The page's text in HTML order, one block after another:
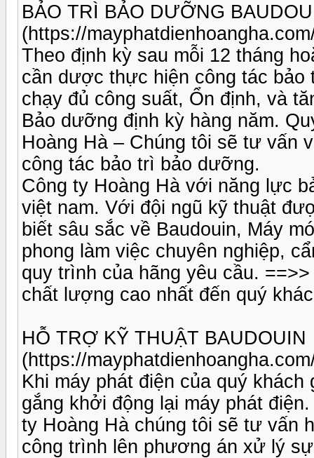
BẢO TRÌ BẢO DƯỠNG
(https://
Theo định kỳ sau mỗi 12 tháng
cần dược thực hiện công tác
chạy đủ công suất, Ổn định, và
Bảo dưỡng định kỳ hàng năm.
Hoàng Hà – Chúng tôi sẽ tư vấn
công tác bảo trì bảo dưỡng.
Công ty Hoàng Hà với năng lực
việt nam. Với đội ngũ kỹ thuật
biết sâu sắc về Baudouin, Máy
phong làm việc chuyên nghiệp,
quy trình của hãng yêu cầu.
chất lượng cao nhất đến quý
HỖ TRỢ KỸ THUẬT BAUDOUIN
(https://
Khi máy phát điện của quý
gắng khởi động lại máy phát
ty Hoàng Hà chúng tôi sẽ tư vấn
công trình lên phương án xử lý